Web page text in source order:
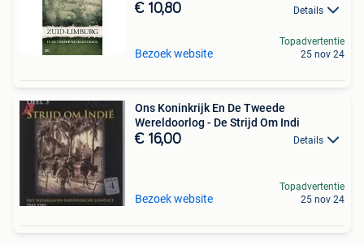
€ 10,80 Details
Bezoek website
Topadvertentie
25 nov 24
Ons Koninkrijk En De Tweede
Wereldoorlog - De Strijd Om Indi
€ 16,00 Details
Bezoek website
Topadvertentie
25 nov 24